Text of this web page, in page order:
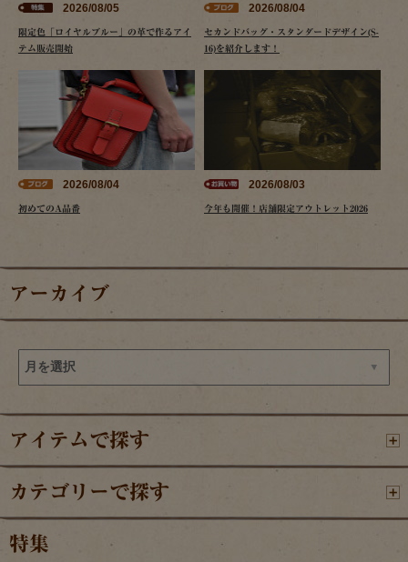
2026/08/05
限定色「ロイヤルブルー」の革で作るアイ
テム販売開始
2026/08/04
セカンドバッグ・スタンダードデザイン(S-
16)を紹介します！
2026/08/04
初めてのA品番
2026/08/03
今年も開催！店舗限定アウトレット2026
アーカイブ
アイテムで探す
カテゴリーで探す
特集